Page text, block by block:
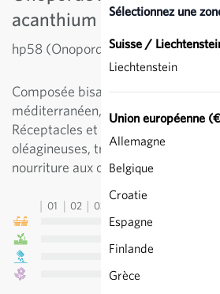
Sélectionnez une
Suisse /
Liechtenstein
Union européenne
Allemagne
Belgique
Croatie
Espagne
Finlande
Grèce
acanthium
hp58 (Onopordum acanthium)
Composée bisannuelle, originaire
méditerranéen, pouvant atteindre 3
Réceptacles et tiges comestibles.
oléagineuses, très appréciées des
nourriture aux oiseaux. Forçage ou
01 02 03